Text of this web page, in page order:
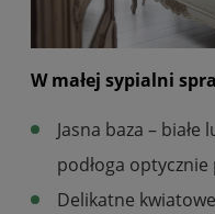
W małej sypialni
Jasna baza –
podłoga
Delikatne